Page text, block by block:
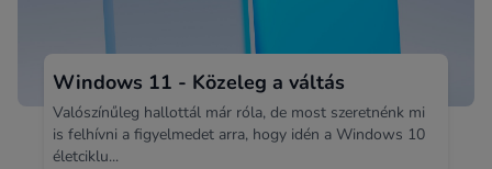
Windows 11 - Közeleg a váltás
Valószínűleg hallottál már róla, de most szeretnénk mi
is felhívni a figyelmedet arra, hogy idén a Windows 10
életciklu...